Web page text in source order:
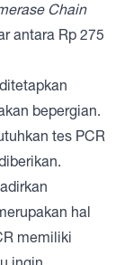
Chain
antara Rp 275
bepergian.
tes PCR
hal
memiliki